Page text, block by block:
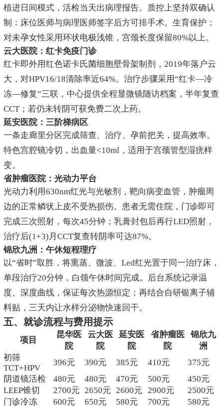
植进日间模式，活检当天出病理报告。质控上坚持双确认
制：床位医师与病理医师签字后方可排手术。生育保护：
对未孕女性采用环状电极浅锥，宫颈长度保留80%以上。
云大医院：红卡免疫门诊
红卡即外用红色诺卡氏菌细胞壁骨架制剂，2019年落户云
大，对HPV16/18清除率近64%。治疗步骤采用“红卡—冷
冻—修复”三联，中心提供全程显微镜随访档案，半年复查
CCT；若仍未转阴可获免费二次上药。
延安医院：三阶梯病区
一条走廊里分区完成筛查、治疗、孕前把关，提高效率。
特色宫腔镜冷切，出血量<10ml，适用于宫颈管型湿疣样
变。
省肿瘤医院：光动力平台
光动力利用630nm红光与光敏剂，靶向病变血管，肿瘤周
边的正常鳞状上皮不受热损伤。患者无需住院，门诊即可
完成三次照射，每次45分钟；乳膏封包后再行LED照射，
治疗后(1+3)月CCT复查转阴率可达87%。
锦欣九洲：午休短程理疗
以“省时”取胜，将熏蒸、微波、Led红光置于同一治疗床，
单段治疗20分钟，白领午休时间完成。后台系统记录温
度、深度曲线，保证每次热源恒定；再结合自研银离子辅
料贴，三天内让水样分泌物快速回干。
五、就诊流程与费用提示
项目
昆华医
院
云大医
院
延安医
院
省肿瘤医
院
锦欣九
洲
初筛
TCT+HPV
396元 390元 385元 410元
375元
阴道镜活检
480元 480元 470元 500元
450元
LEEP锥切
2700元 2650元 2600元 2900元
2500元
门诊冷冻
600元 650元 580元 700元 580元